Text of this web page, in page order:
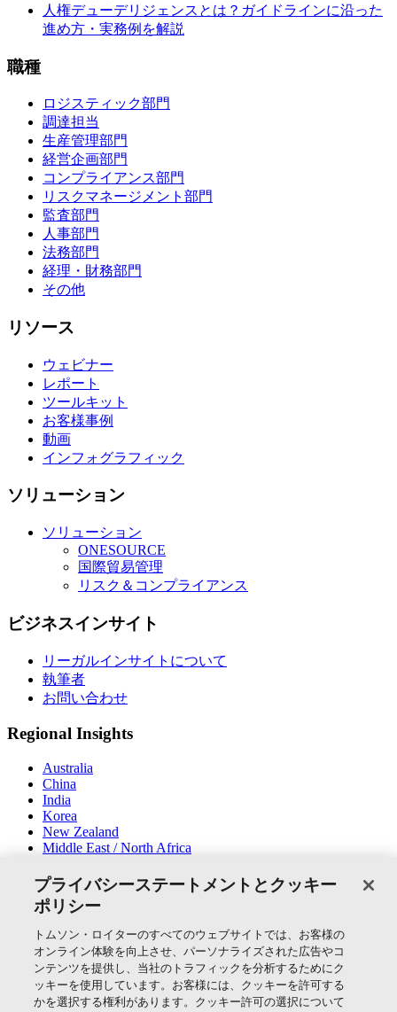
人権デューデリジェンスとは？ガイドラインに沿った
進め方・実務例を解説
職種
ロジスティック部門
調達担当
生産管理部門
経営企画部門
コンプライアンス部門
リスクマネージメント部門
監査部門
人事部門
法務部門
経理・財務部門
その他
リソース
ウェビナー
レポート
ツールキット
お客様事例
動画
インフォグラフィック
ソリューション
ソリューション
ONESOURCE
国際貿易管理
リスク＆コンプライアンス
ビジネスインサイト
リーガルインサイトについて
執筆者
お問い合わせ
Regional Insights
Australia
China
India
Korea
New Zealand
Middle East / North Africa
SNSでつながる
プライバシーステートメントとクッキー
ポリシー
トムソン・ロイターのすべてのウェブサイトでは、お客様の
オンライン体験を向上させ、パーソナライズされた広告やコ
ンテンツを提供し、当社のトラフィックを分析するためにク
ッキーを使用しています。お客様には、クッキーを許可する
かを選択する権利があります。クッキー許可の選択について